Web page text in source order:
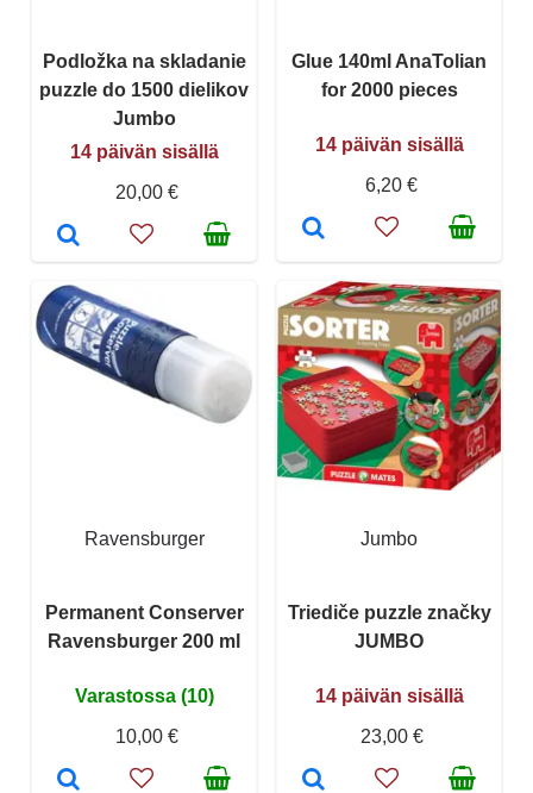
Podložka na skladanie
puzzle do 1500 dielikov
Jumbo
14 päivän sisällä
20,00 €
Glue 140ml AnaTolian
for 2000 pieces
14 päivän sisällä
6,20 €
Ravensburger
Permanent Conserver
Ravensburger 200 ml
Varastossa (10)
10,00 €
Jumbo
Triediče puzzle značky
JUMBO
14 päivän sisällä
23,00 €